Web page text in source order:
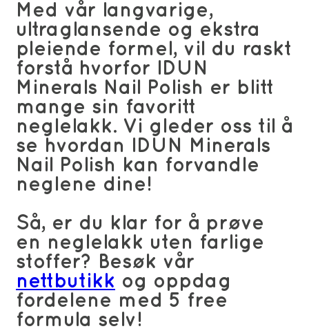
Med vår langvarige,
ultraglansende og ekstra
pleiende formel, vil du raskt
forstå hvorfor IDUN
Minerals Nail Polish er blitt
mange sin favoritt
neglelakk. Vi gleder oss til å
se hvordan IDUN Minerals
Nail Polish kan forvandle
neglene dine!
Så, er du klar for å prøve
en neglelakk uten farlige
stoffer? Besøk vår
nettbutikk og oppdag
fordelene med 5 free
formula selv!